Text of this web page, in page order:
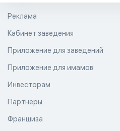
Реклама
Кабинет заведения
Приложение для заведений
Приложение для имамов
Инвесторам
Партнеры
Франшиза